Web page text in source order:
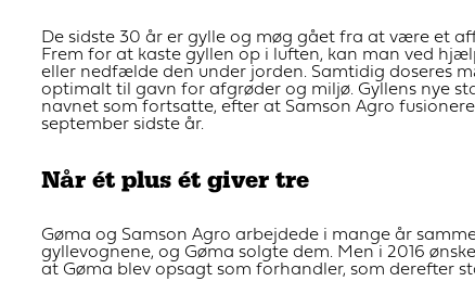
De sidste 30 år er gylle og møg gået fra at være et
Frem for at kaste gyllen op i luften, kan man ved
eller nedfælde den under jorden. Samtidig doseres
optimalt til gavn for afgrøder og miljø. Gyllens nye
navnet som fortsatte, efter at Samson Agro
september sidste år.
Når ét plus ét giver tre
Gøma og Samson Agro arbejdede i mange år
gyllevognene, og Gøma solgte dem. Men i 2016
at Gøma blev opsagt som forhandler, som derefter